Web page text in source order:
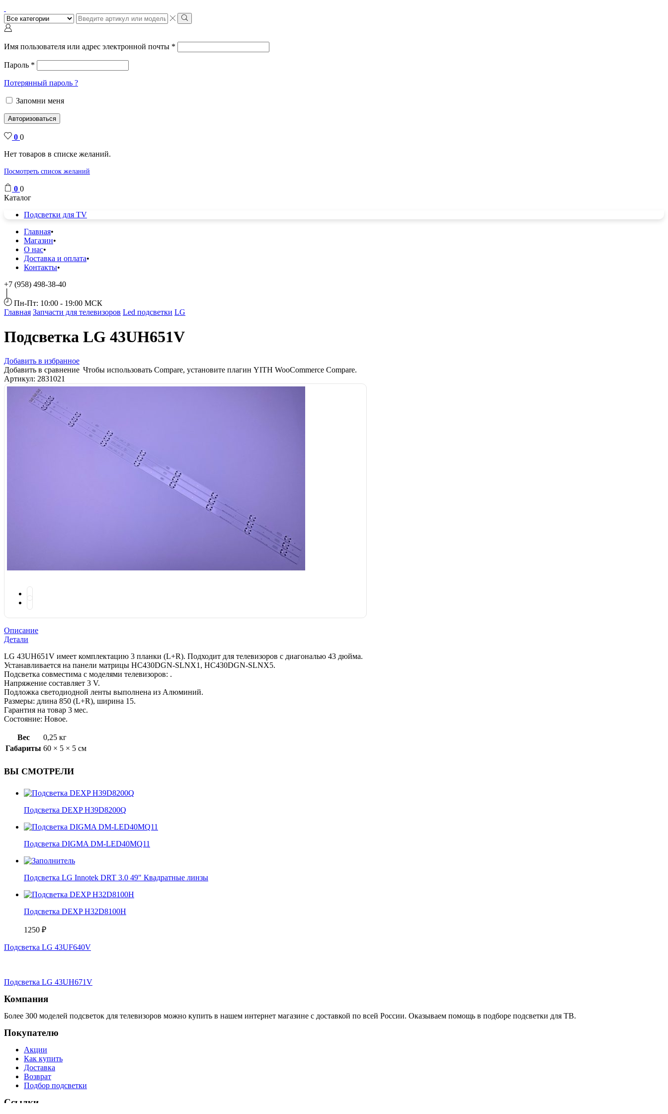
Поиск
ввода
Поиск
Имя пользователя или адрес электронной почты *
Пароль *
Потерянный пароль ?
Запомни меня
Авторизоваться
0 0
Нет товаров в списке желаний.
Посмотреть список желаний
0 0
Каталог
Подсветки для TV
Главная
Магазин
О нас
Доставка и оплата
Контакты
+7 (958) 498-38-40
Пн-Пт: 10:00 - 19:00 МСК
Главная Запчасти для телевизоров Led подсветки LG
Подсветка LG 43UH651V
Добавить в избранное
Добавить в сравнение Чтобы использовать Compare, установите плагин YITH WooCommerce Compare.
Артикул: 2831021
Описание
Детали
LG 43UH651V имеет комплектацию 3 планки (L+R). Подходит для телевизоров с диагональю 43 дюйма.
Устанавливается на панели матрицы HC430DGN-SLNX1, HC430DGN-SLNX5.
Подсветка совместима с моделями телевизоров: .
Напряжение составляет 3 V.
Подложка светодиодной ленты выполнена из Алюминий.
Размеры: длина 850 (L+R), ширина 15.
Гарантия на товар 3 мес.
Состояние: Новое.
Вес
0,25 кг
Габариты 60 × 5 × 5 см
ВЫ СМОТРЕЛИ
Подсветка DEXP H39D8200Q
Подсветка DIGMA DM-LED40MQ11
Подсветка LG Innotek DRT 3.0 49" Квадратные линзы
Подсветка DEXP H32D8100H
1250 ₽
Подсветка LG 43UF640V
Подсветка LG 43UH671V
Компания
Более 300 моделей подсветок для телевизоров можно купить в нашем интернет магазине с доставкой по всей России. Оказываем помощь в подборе подсветки для ТВ.
Покупателю
Акции
Как купить
Доставка
Возврат
Подбор подсветки
Ссылки